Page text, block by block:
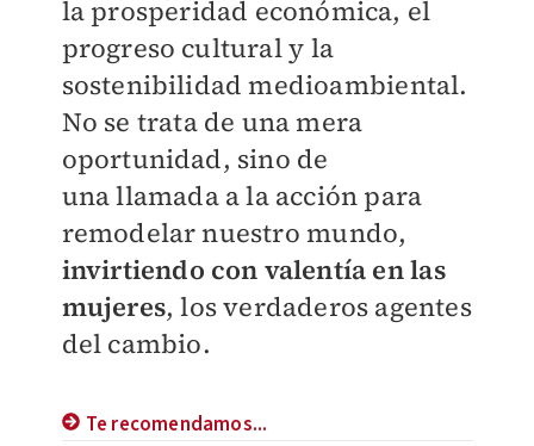
la prosperidad económica, el
progreso culturaly la
sostenibilidad medioambiental.
No se trata de una mera
oportunidad, sino de
unallamada a la acción para
remodelar nuestromundo,
invirtiendo con valentía en las
mujeres, los verdaderos agentes
del cambio.
Te recomendamos...